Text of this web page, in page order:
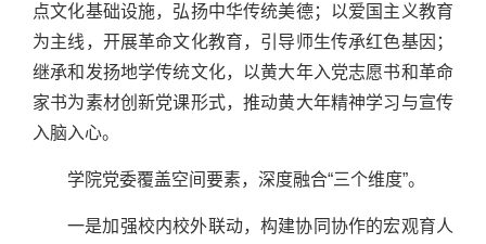
点文化基础设施，弘扬中华传统美德；以爱国主义教育
为主线，开展革命文化教育，引导师生传承红色基因；
继承和发扬地学传统文化，以黄大年入党志愿书和革命
家书为素材创新党课形式，推动黄大年精神学习与宣传
入脑入心。
学院党委覆盖空间要素，深度融合“三个维度”。
一是加强校内校外联动，构建协同协作的宏观育人